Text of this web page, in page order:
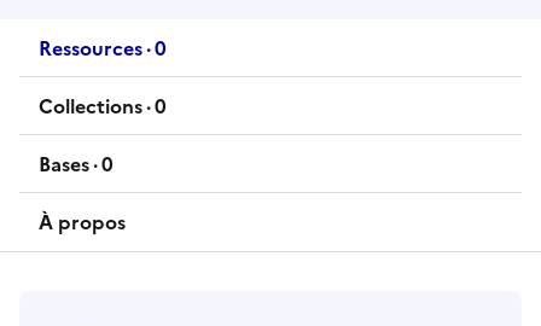
Ressources·0
ressources
Collections·0
collections
Bases·0
bases
À propos